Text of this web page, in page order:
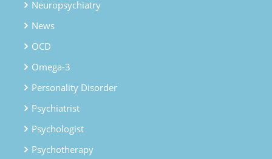
Neuropsychiatry
News
OCD
Omega-3
Personality Disorder
Psychiatrist
Psychologist
Psychotherapy